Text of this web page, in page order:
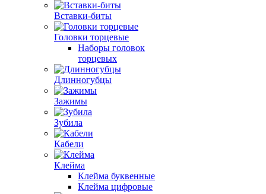
Вставки-биты
Головки торцевые
Наборы головок
торцевых
Длинногубцы
Зажимы
Зубила
Кабели
Клейма
Клейма буквенные
Клейма цифровые